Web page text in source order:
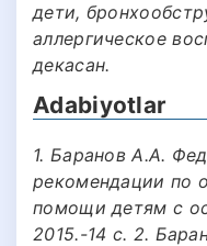
дети,
аллергическое
декасан.
Adabiyotlar
1. Баранов А.А.
рекомендации по
помощи детям с
2015.-14 с. 2.